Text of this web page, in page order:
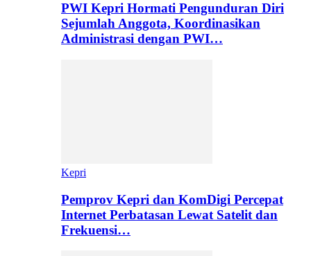
PWI Kepri Hormati Pengunduran Diri
Sejumlah Anggota, Koordinasikan
Administrasi dengan PWI…
Kepri
Pemprov Kepri dan KomDigi Percepat
Internet Perbatasan Lewat Satelit dan
Frekuensi…